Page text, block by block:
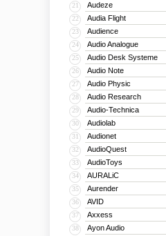
21 Audeze
22 Audia Flight
23 Audience
24 Audio Analogue
25 Audio Desk Systeme
26 Audio Note
27 Audio Physic
28 Audio Research
29 Audio-Technica
30 Audiolab
31 Audionet
32 AudioQuest
33 AudioToys
34 AURALiC
35 Aurender
36 AVID
37 Axxess
38 Ayon Audio